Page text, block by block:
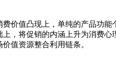
值凸现上，单纯的产品功能
，将促销的内涵上升为消费
值资源整合利用链条。